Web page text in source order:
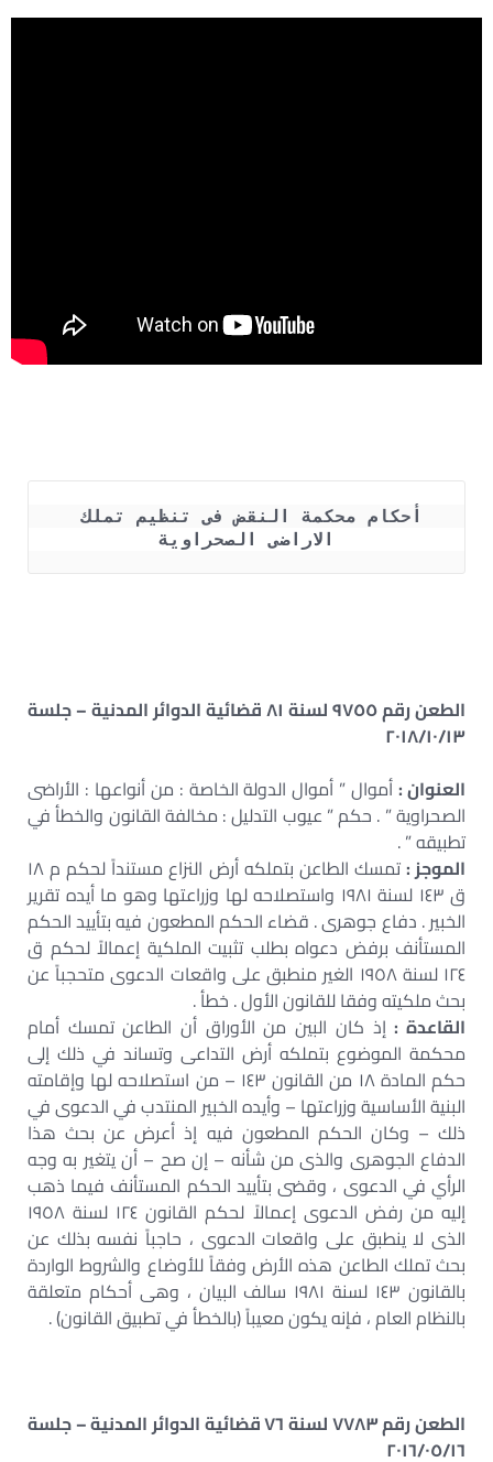
أحكام محكمة النقض فى تنظيم تملك
الاراضى الصحراوية
الطعن رقم ٩٧٥٥ لسنة ٨١ قضائية الدوائر المدنية – جلسة
٢٠١٨/١٠/١٣
العنوان :أموال ” أموال الدولة الخاصة : من أنواعها : الأراضى
الصحراوية ” . حكم ” عيوب التدليل : مخالفة القانون والخطأ في
تطبيقه ” .
الموجز :
تمسك الطاعن بتملكه أرض النزاع مستنداً لحكم م ١٨
ق ١٤٣ لسنة ١٩٨١ واستصلاحه لها وزراعتها وهو ما أيده تقرير
الخبير . دفاع جوهرى . قضاء الحكم المطعون فيه بتأييد الحكم
المستأنف برفض دعواه بطلب تثبيت الملكية إعمالاً لحكم ق
١٢٤ لسنة ١٩٥٨ الغير منطبق على واقعات الدعوى متحجباً عن
بحث ملكيته وفقا للقانون الأول . خطأ .
القاعدة :إذ كان البين من الأوراق أن الطاعن تمسك أمام
محكمة الموضوع بتملكه أرض التداعى وتساند في ذلك إلى
حكم المادة ١٨ من القانون ١٤٣ – من استصلاحه لها وإقامته
البنية الأساسية وزراعتها – وأيده الخبير المنتدب في الدعوى في
ذلك – وكان الحكم المطعون فيه إذ أعرض عن بحث هذا
الدفاع الجوهرى والذى من شأنه – إن صح – أن يتغير به وجه
الرأي في الدعوى ، وقضى بتأييد الحكم المستأنف فيما ذهب
إليه من رفض الدعوى إعمالاً لحكم القانون ١٢٤ لسنة ١٩٥٨
الذى لا ينطبق على واقعات الدعوى ، حاجباً نفسه بذلك عن
بحث تملك الطاعن هذه الأرض وفقاً للأوضاع والشروط الواردة
بالقانون ١٤٣ لسنة ١٩٨١ سالف البيان ، وهى أحكام متعلقة
بالنظام العام ، فإنه يكون معيباً (بالخطأ في تطبيق القانون) .
الطعن رقم ٧٧٨٣ لسنة ٧٦ قضائية الدوائر المدنية – جلسة
٢٠١٦/٠٥/١٦